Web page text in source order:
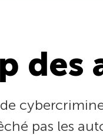
des
pas les